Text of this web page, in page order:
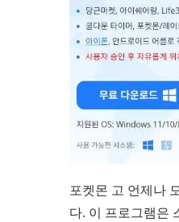
포켓몬 고 언제나
다. 이 프로그램은